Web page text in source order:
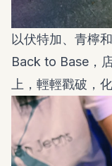
以伏特加、青檸
Back to Base，
上，輕輕戳破，